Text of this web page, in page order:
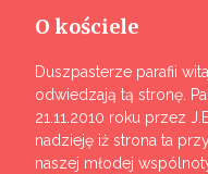
O kościele
Duszpasterze parafii
odwiedzają tą stronę.
21.11.2010 roku przez
nadzieję iż strona ta
naszej młodej